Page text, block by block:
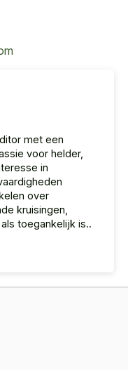
met een
voor helder,
in
over
kruisingen,
toegankelijk is..